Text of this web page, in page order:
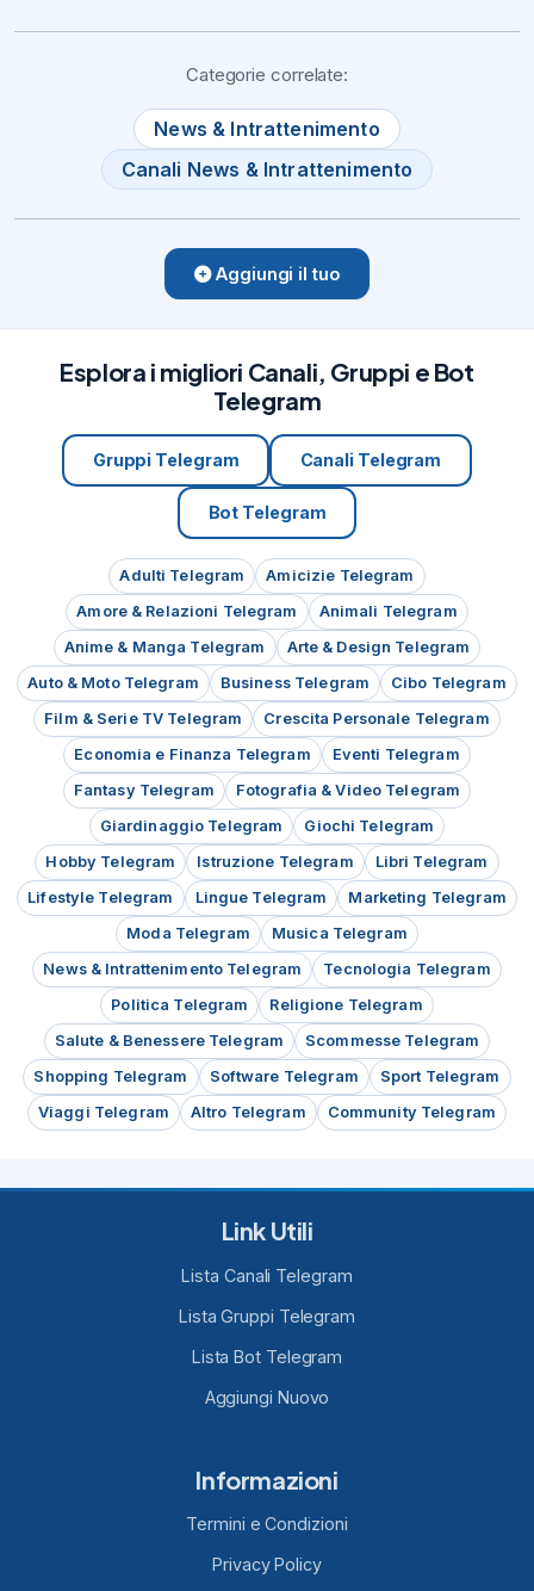
Categorie correlate:
News & Intrattenimento
Canali News & Intrattenimento
Aggiungi il tuo
Esplora i migliori Canali, Gruppi e Bot
Telegram
Gruppi Telegram Canali Telegram
Bot Telegram
Adulti Telegram
Amicizie Telegram
Amore & Relazioni Telegram
Animali Telegram
Anime & Manga Telegram
Arte & Design Telegram
Auto & Moto Telegram
Business Telegram
Cibo Telegram
Film & Serie TV Telegram
Crescita Personale Telegram
Economia e Finanza Telegram
Eventi Telegram
Fantasy Telegram
Fotografia & Video Telegram
Giardinaggio Telegram
Giochi Telegram
Hobby Telegram
Istruzione Telegram
Libri Telegram
Lifestyle Telegram
Lingue Telegram
Marketing Telegram
Moda Telegram
Musica Telegram
News & Intrattenimento Telegram
Tecnologia Telegram
Politica Telegram
Religione Telegram
Salute & Benessere Telegram
Scommesse Telegram
Shopping Telegram
Software Telegram
Sport Telegram
Viaggi Telegram
Altro Telegram Community Telegram
Link Utili
Lista Canali Telegram
Lista Gruppi Telegram
Lista Bot Telegram
Aggiungi Nuovo
Informazioni
Termini e Condizioni
Privacy Policy